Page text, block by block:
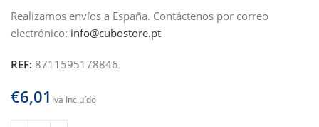
Realizamos envíos a España. Contáctenos por correo
electrónico: info@cubostore.pt
REF:8711595178846
€